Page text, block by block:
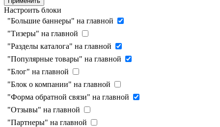
Настроить блоки
"Большие баннеры" на главной
"Тизеры" на главной
"Разделы каталога" на главной
"Популярные товары" на главной
"Блог" на главной
"Блок о компании" на главной
"Форма обратной связи" на главной
"Отзывы" на главной
"Партнеры" на главной